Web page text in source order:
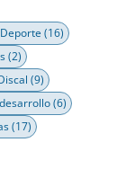
(16)
(2)
(9)
(6)
(17)